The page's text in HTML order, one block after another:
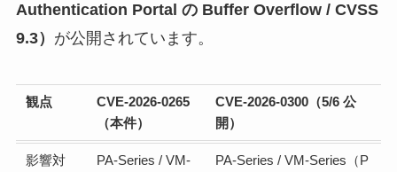
Authentication Portal の Buffer Overflow / CVSS
9.3） が公開されています。
観点
CVE-2026-0265
（本件）
CVE-2026-0300（5/6 公
開）
影響対
PA-Series / VM-
PA-Series / VM-Series（P